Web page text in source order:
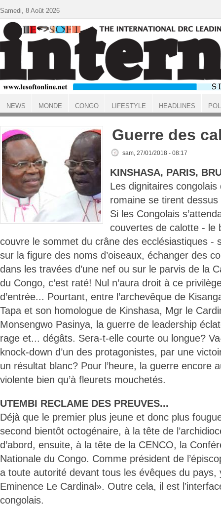
ACCUEIL
Guerre des
sam, 27/01/2018 - 08:17
KINSHASA, PARIS,
Les dignitaires congolais
romaine se tirent
Si les Congolais
couvertes de calotte - le
couvre le sommet du crâne des ecclésiastiques -
sur la figure des noms d’oiseaux, échanger des
dans les travées d’une nef ou sur le parvis de la
du Congo, c’est raté! Nul n’aura droit à ce
d’entrée... Pourtant, entre l’archevêque de
Tapa et son homologue de Kinshasa, Mgr le
Monsengwo Pasinya, la guerre de leadership
rage et... dégâts. Sera-t-elle courte ou longue?
knock-down d’un des protagonistes, par une
un résultat blanc? Pour l’heure, la guerre encore
violente bien qu’à fleurets mouchetés.
UTEMBI RECLAME DES PREUVES...
Déjà que le premier plus jeune et donc plus
second bientôt octogénaire, à la tête de
d’abord, ensuite, à la tête de la CENCO, la
Nationale du Congo. Comme président de
a toute autorité devant tous les évêques du pays,
Eminence Le Cardinal». Outre cela, il est
congolais.
Samedi, 8 Août 2026
NEWS MONDE CONGO LIFESTYLE HEADLINES